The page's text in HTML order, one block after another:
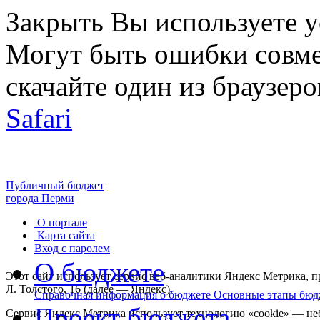
Закрыть Вы используете
Могут быть ошибки
скачайте один из
Safari
Публичный бюджет
города Перми
О портале
Карта сайта
Вход с паролем
Этот сайт использует сервис веб-аналитики Яндекс
Л. Толстого, 16 (далее — Яндекс).
Сервис Яндекс Метрика использует технологию «cookie» —
О бюджете
Справочная информация о бюджете Основные этапы